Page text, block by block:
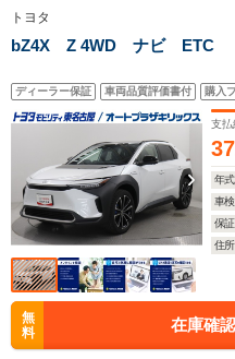
トヨタ
bZ4X Z 4WD ナビ ETC
ディーラー保証 車両品質評価書付 購入
支払
年式
車検
保証
住所
無
料
在庫確